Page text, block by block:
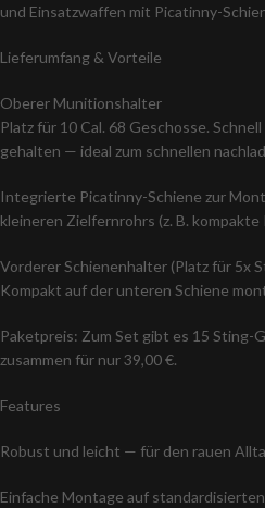
und Einsatzwaffen mit Picatinny-
Lieferumfang & Vorteile
Oberer Munitionshalter
Platz für 10 Cal. 68 Geschosse.
gehalten — ideal zum schnellen
Integrierte Picatinny-Schiene zur
kleineren Zielfernrohrs (z. B. kompakte
Vorderer Schienenhalter (Platz für 5x
Kompakt auf der unteren Schiene
Paketpreis: Zum Set gibt es 15 Sting-
zusammen für nur 39,00 €.
Features
Robust und leicht — für den rauen
Einfache Montage auf